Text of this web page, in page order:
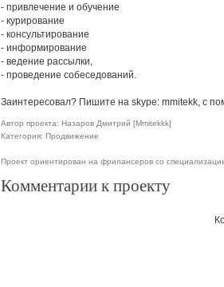
- привлечение и обучение
- курирование
- консультирование
- информирование
- ведение рассылки,
- проведение собеседований.
Заинтересовал? Пишите на skype: mmitekk, с
Автор проекта: Назаров Дмитрий [Mmitekkk]
Категория: Продвижение
Проект ориентирован на фрилансеров со
Комментарии к проекту